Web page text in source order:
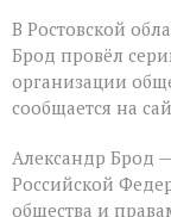
В Ростовской
Брод провёл
организации
сообщается на
Александр Брод
Российской
общества и